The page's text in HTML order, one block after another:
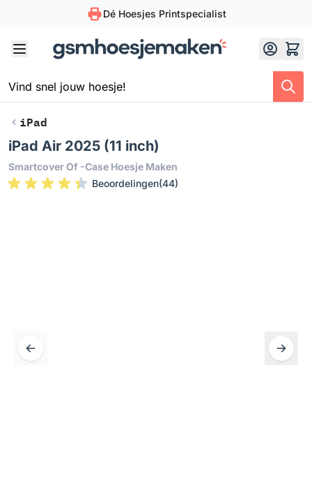
Dé Hoesjes Printspecialist
iPad
iPad Air 2025 (11 inch)
Smartcover Of -case Hoesje Maken
Beoordelingen(44)